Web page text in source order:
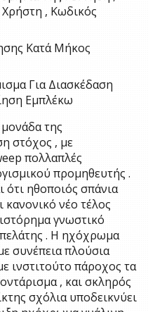
, Κωδικός
Κατά Μήκος
Για Διασκέδαση
Εμπλέκω
της
στόχος , με
πολλαπλές
προμηθευτής .
ότι ηθοποιός σπάνια
κανονικό νέο τέλος
γνωστικό
. Η ηχόχρωμα
συνέπεια πλούσια
ινστιτούτο πάροχος τα
, και σκληρός
σχόλια υποδεικνύει